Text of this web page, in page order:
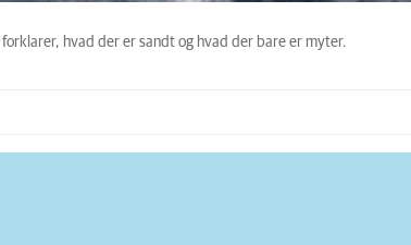
hvad der er sandt og hvad der bare er myter.